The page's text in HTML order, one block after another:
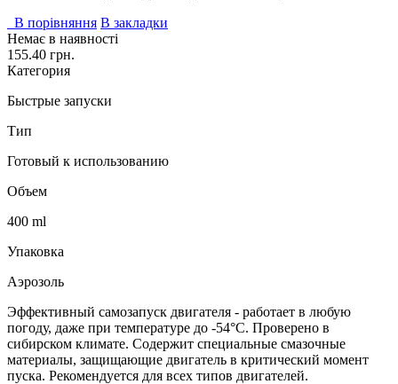
В порівняння В закладки
Немає в наявності
155.40 грн.
Категория
Быстрые запуски
Тип
Готовый к использованию
Объем
400 ml
Упаковка
Аэрозоль
Эффективный самозапуск двигателя - работает в любую
погоду, даже при температуре до -54°С. Проверено в
сибирском климате. Содержит специальные смазочные
материалы, защищающие двигатель в критический момент
пуска. Рекомендуется для всех типов двигателей.